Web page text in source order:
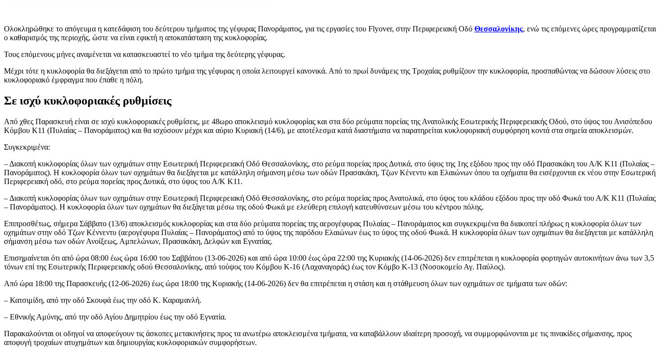
Ολοκληρώθηκε το απόγευμα η κατεδάφιση του δεύτερου τμήματος της γέφυρας Πανοράματος, για τις εργασίες του Flyover, στην Περιφερειακή Οδό Θεσσαλονίκης, ενώ τις επόμενες ώρες προγραμματίζεται
ο καθαρισμός της περιοχής, ώστε να είναι εφικτή η αποκατάσταση της κυκλοφορίας.
Τους επόμενους μήνες αναμένεται να κατασκευαστεί το νέο τμήμα της δεύτερης γέφυρας.
Μέχρι τότε η κυκλοφορία θα διεξάγεται από το πρώτο τμήμα της γέφυρας η οποία λειτουργεί κανονικά. Από το πρωί δυνάμεις της Τροχαίας ρυθμίζουν την κυκλοφορία, προσπαθώντας να δώσουν λύσεις στο
κυκλοφοριακό έμφραγμα που έπαθε η πόλη.
Σε ισχύ κυκλοφοριακές ρυθμίσεις
Από χθες Παρασκευή είναι σε ισχύ κυκλοφοριακές ρυθμίσεις, με 48ωρο αποκλεισμό κυκλοφορίας και στα δύο ρεύματα πορείας της Ανατολικής Εσωτερικής Περιφερειακής Οδού, στο ύψος του Ανισόπεδου
Κόμβου Κ11 (Πυλαίας – Πανοράματος) και θα ισχύσουν μέχρι και αύριο Κυριακή (14/6), με αποτέλεσμα κατά διαστήματα να παρατηρείται κυκλοφοριακή συμφόρηση κοντά στα σημεία αποκλεισμών.
Συγκεκριμένα:
– Διακοπή κυκλοφορίας όλων των οχημάτων στην Εσωτερική Περιφερειακή Οδό Θεσσαλονίκης, στο ρεύμα πορείας προς Δυτικά, στο ύψος της 1ης εξόδου προς την οδό Πρασακάκη του Α/Κ Κ11 (Πυλαίας –
Πανοράματος). Η κυκλοφορία όλων των οχημάτων θα διεξάγεται με κατάλληλη σήμανση μέσω των οδών Πρασακάκη, Τζων Κένεντυ και Ελαιώνων όπου τα οχήματα θα εισέρχονται εκ νέου στην Εσωτερική
Περιφερειακή οδό, στο ρεύμα πορείας προς Δυτικά, στο ύψος του Α/Κ Κ11.
– Διακοπή κυκλοφορίας όλων των οχημάτων στην Εσωτερική Περιφερειακή Οδό Θεσσαλονίκης, στο ρεύμα πορείας προς Ανατολικά, στο ύψος του κλάδου εξόδου προς την οδό Φωκά του Α/Κ Κ11 (Πυλαίας
– Πανοράματος). Η κυκλοφορία όλων των οχημάτων θα διεξάγεται μέσω της οδού Φωκά με ελεύθερη επιλογή κατευθύνσεων μέσω του κέντρου πόλης.
Επιπροσθέτως, σήμερα Σάββατο (13/6) αποκλεισμός κυκλοφορίας και στα δύο ρεύματα πορείας της αερογέφυρας Πυλαίας – Πανοράματος και συγκεκριμένα θα διακοπεί πλήρως η κυκλοφορία όλων των
οχημάτων στην οδό Τζων Κέννεντυ (αερογέφυρα Πυλαίας – Πανοράματος) από το ύψος της παρόδου Ελαιώνων έως το ύψος της οδού Φωκά. Η κυκλοφορία όλων των οχημάτων θα διεξάγεται με κατάλληλη
σήμανση μέσω των οδών Ανοίξεως, Αμπελώνων, Πρασακάκη, Δελφών και Εγνατίας.
Επισημαίνεται ότι από ώρα 08:00 έως ώρα 16:00 του Σαββάτου (13-06-2026) και από ώρα 10:00 έως ώρα 22:00 της Κυριακής (14-06-2026) δεν επιτρέπεται η κυκλοφορία φορτηγών αυτοκινήτων άνω των 3,5
τόνων επί της Εσωτερικής Περιφερειακής οδού Θεσσαλονίκης, από τούψος του Κόμβου Κ-16 (Λαχαναγοράς) έως τον Κόμβο Κ-13 (Νοσοκομείο Αγ. Παύλος).
Από ώρα 18:00 της Παρασκευής (12-06-2026) έως ώρα 18:00 της Κυριακής (14-06-2026) δεν θα επιτρέπεται η στάση και η στάθμευση όλων των οχημάτων σε τμήματα των οδών:
– Κατσιμίδη, από την οδό Σκουφά έως την οδό Κ. Καραμανλή.
– Εθνικής Αμύνης, από την οδό Αγίου Δημητρίου έως την οδό Εγνατία.
Παρακαλούνται οι οδηγοί να αποφεύγουν τις άσκοπες μετακινήσεις προς τα ανωτέρω αποκλεισμένα τμήματα, να καταβάλλουν ιδιαίτερη προσοχή, να συμμορφώνονται με τις πινακίδες σήμανσης, προς
αποφυγή τροχαίων ατυχημάτων και δημιουργίας κυκλοφοριακών συμφορήσεων.